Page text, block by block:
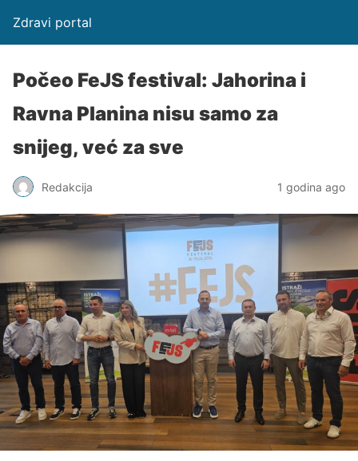
Zdravi portal
Počeo FeJS festival: Jahorina i
Ravna Planina nisu samo za
snijeg, već za sve
Redakcija 1 godina ago